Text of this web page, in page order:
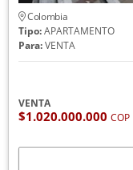
Colombia
Tipo:APARTAMENTO
Para:VENTA
VENTA
$1.020.000.000 COP